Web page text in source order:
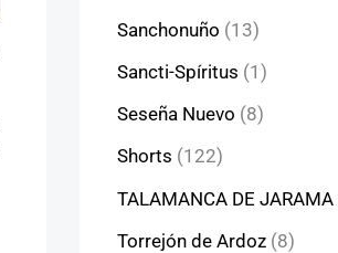
Sanchonuño (13)
Sancti-Spíritus (1)
Seseña Nuevo (8)
Shorts (122)
TALAMANCA DE JARAMA
Torrejón de Ardoz (8)